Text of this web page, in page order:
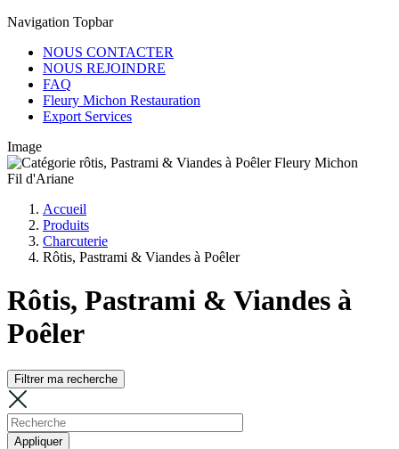
Navigation Topbar
NOUS CONTACTER
NOUS REJOINDRE
FAQ
Fleury Michon Restauration
Export Services
Image
Fil d'Ariane
Accueil
Produits
Charcuterie
Rôtis, Pastrami & Viandes à Poêler
Rôtis, Pastrami & Viandes à
Poêler
Filtrer ma recherche